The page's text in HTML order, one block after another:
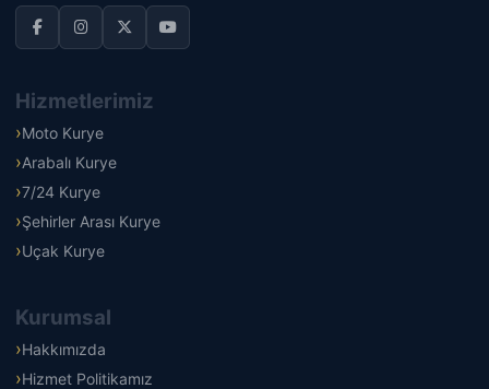
Hizmetlerimiz
Moto Kurye
Arabalı Kurye
7/24 Kurye
Şehirler Arası Kurye
Uçak Kurye
Kurumsal
Hakkımızda
Hizmet Politikamız